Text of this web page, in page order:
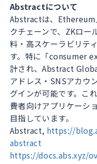
Abstractについて
Abstractは、Ethereum
クチェーンで、ZKロー
料・高スケーラビリテ
す。特に「consumer
計され、Abstract
アドレス・SNSアカウ
グインが可能です。こ
費者向けアプリケーシ
目指しています。
Abstract, https://
abstract
https://docs.abs.xyz/